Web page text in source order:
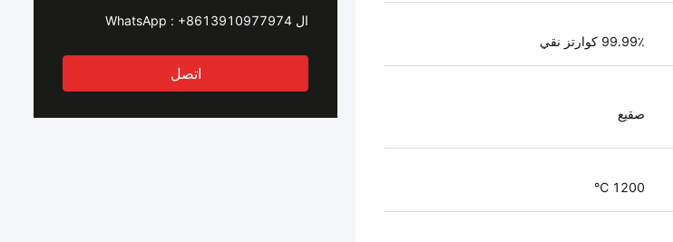
ال WhatsApp : +8613910977974
اتصل
99.99٪ كوارتز نقي
صقيع
1200 ℃